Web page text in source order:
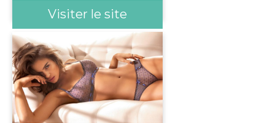
Visiter le site